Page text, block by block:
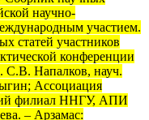
научно-
участием.
статей участников
конференции
С.В. Напалков, науч.
Ассоциация
филиал ННГУ, АПИ
– Арзамас: